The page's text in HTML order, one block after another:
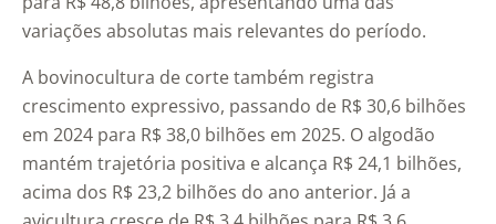
variações absolutas mais relevantes do período.
A bovinocultura de corte também registra
crescimento expressivo, passando de R$ 30,6 bilhões
em 2024 para R$ 38,0 bilhões em 2025. O algodão
mantém trajetória positiva e alcança R$ 24,1 bilhões,
acima dos R$ 23,2 bilhões do ano anterior. Já a